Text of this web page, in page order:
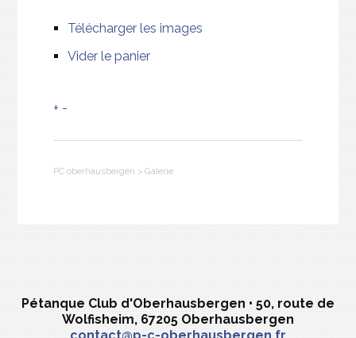
Télécharger les images
Vider le panier
+ -
PC oberhausbergen >Galerie
Pétanque Club d'Oberhausbergen • 50, route de
Wolfisheim, 67205 Oberhausbergen